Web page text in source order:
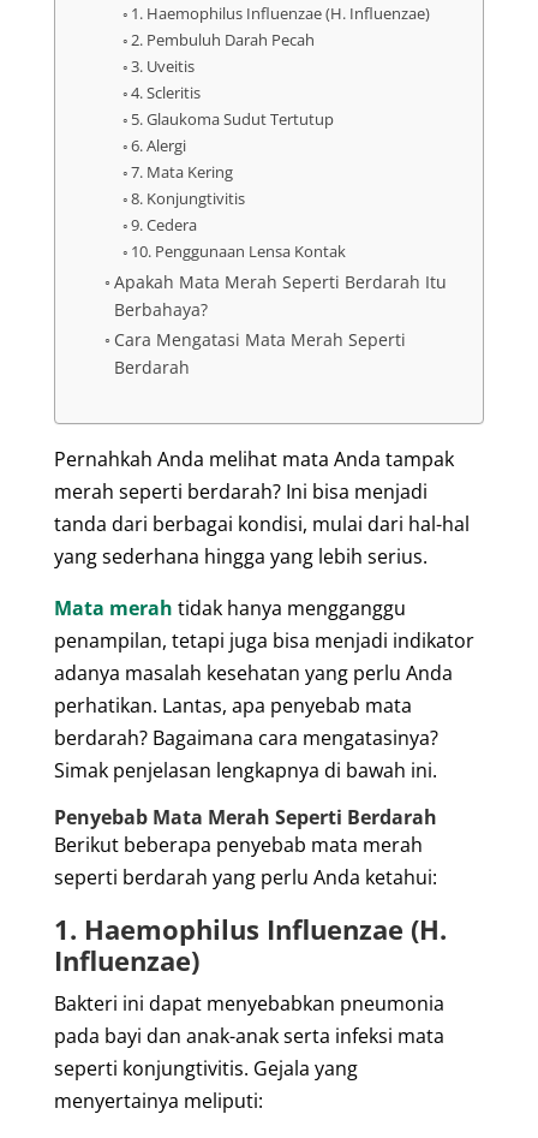
1. Haemophilus Influenzae (H. Influenzae)
2. Pembuluh Darah Pecah
3. Uveitis
4. Scleritis
5. Glaukoma Sudut Tertutup
6. Alergi
7. Mata Kering
8. Konjungtivitis
9. Cedera
10. Penggunaan Lensa Kontak
Apakah Mata Merah Seperti Berdarah Itu
Berbahaya?
Cara Mengatasi Mata Merah Seperti
Berdarah
Pernahkah Anda melihat mata Anda tampak
merah seperti berdarah? Ini bisa menjadi
tanda dari berbagai kondisi, mulai dari hal-hal
yang sederhana hingga yang lebih serius.
Mata merah tidak hanya mengganggu
penampilan, tetapi juga bisa menjadi indikator
adanya masalah kesehatan yang perlu Anda
perhatikan. Lantas, apa penyebab mata
berdarah? Bagaimana cara mengatasinya?
Simak penjelasan lengkapnya di bawah ini.
Penyebab Mata Merah Seperti Berdarah
Berikut beberapa penyebab mata merah
seperti berdarah yang perlu Anda ketahui:
1. Haemophilus Influenzae (H.
Influenzae)
Bakteri ini dapat menyebabkan pneumonia
pada bayi dan anak-anak serta infeksi mata
seperti konjungtivitis. Gejala yang
menyertainya meliputi: